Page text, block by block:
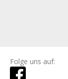
Folge uns auf: